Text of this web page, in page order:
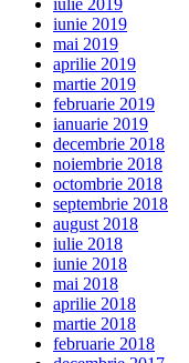
iulie 2019
iunie 2019
mai 2019
aprilie 2019
martie 2019
februarie 2019
ianuarie 2019
decembrie 2018
noiembrie 2018
octombrie 2018
septembrie 2018
august 2018
iulie 2018
iunie 2018
mai 2018
aprilie 2018
martie 2018
februarie 2018